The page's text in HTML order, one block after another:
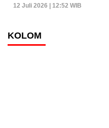
12 Juli 2026 | 12:52 WIB
KOLOM